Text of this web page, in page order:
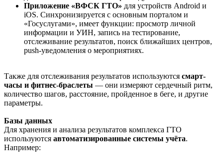
Приложение «ВФСК ГТО» для устройств Android и
iOS. Синхронизируется с основным порталом и
«Госуслугами», имеет функции: просмотр личной
информации и УИН, запись на тестирование,
отслеживание результатов, поиск ближайших центров,
push-уведомления о мероприятиях.
Также для отслеживания результатов используются смарт-
часы и фитнес-браслеты — они измеряют сердечный ритм,
количество шагов, расстояние, пройденное в беге, и другие
параметры.
Базы данных
Для хранения и анализа результатов комплекса ГТО
используются автоматизированные системы учёта.
Например: